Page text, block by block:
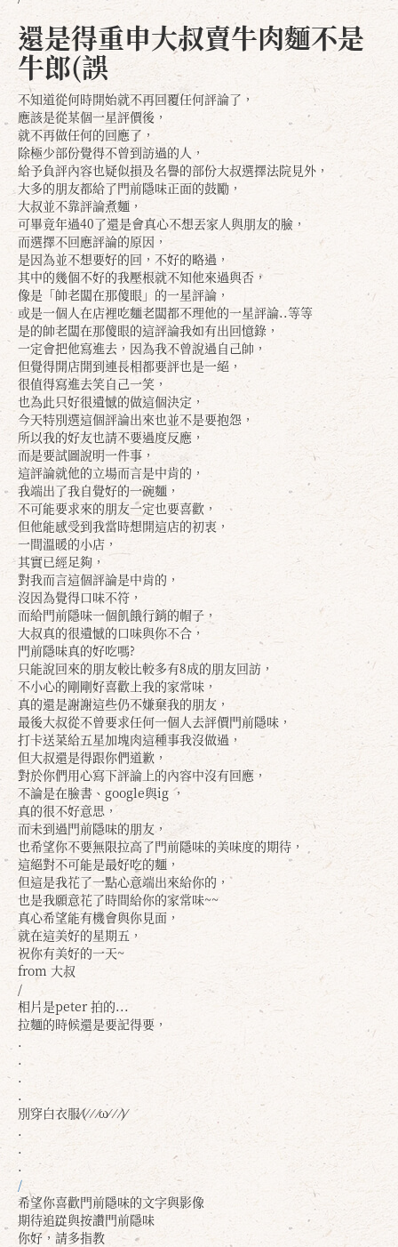
還是得重申大叔賣牛肉麵不是
牛郎(誤
不知道從何時開始就不再回覆任何評論了，
應該是從某個一星評價後，
就不再做任何的回應了，
除極少部份覺得不曾到訪過的人，
給予負評內容也疑似損及名譽的部份大叔選擇法院見外，
大多的朋友都給了門前隱味正面的鼓勵，
大叔並不靠評論煮麵，
可畢竟年過40了還是會真心不想丟家人與朋友的臉，
而選擇不回應評論的原因，
是因為並不想要好的回，不好的略過，
其中的幾個不好的我壓根就不知他來過與否，
像是「帥老闆在那傻眼」的一星評論，
或是一個人在店裡吃麵老闆都不理他的一星評論..等等
是的帥老闆在那傻眼的這評論我如有出回憶錄，
一定會把他寫進去，因為我不曾說過自己帥，
但覺得開店開到連長相都要評也是一絕，
很值得寫進去笑自己一笑，
也為此只好很遺憾的做這個決定，
今天特別選這個評論出來也並不是要抱怨，
所以我的好友也請不要過度反應，
而是要試圖說明一件事，
這評論就他的立場而言是中肯的，
我端出了我自覺好的一碗麵，
不可能要求來的朋友一定也要喜歡，
但他能感受到我當時想開這店的初衷，
一間溫暖的小店，
其實已經足夠，
對我而言這個評論是中肯的，
沒因為覺得口味不符，
而給門前隱味一個飢餓行銷的帽子，
大叔真的很遺憾的口味與你不合，
門前隱味真的好吃嗎?
只能說回來的朋友較比較多有8成的朋友回訪，
不小心的剛剛好喜歡上我的家常味，
真的還是謝謝這些仍不嫌棄我的朋友，
最後大叔從不曾要求任何一個人去評價門前隱味，
打卡送菜給五星加塊肉這種事我沒做過，
但大叔還是得跟你們道歉，
對於你們用心寫下評論上的內容中沒有回應，
不論是在臉書、google與ig ，
真的很不好意思，
而未到過門前隱味的朋友，
也希望你不要無限拉高了門前隱味的美味度的期待，
這絕對不可能是最好吃的麵，
但這是我花了一點心意端出來給你的，
也是我願意花了時間給你的家常味~~
真心希望能有機會與你見面，
就在這美好的星期五，
祝你有美好的一天~
from 大叔
/
相片是peter 拍的...
拉麵的時候還是要記得要，
.
.
.
.
別穿白衣服⁄(⁄ ⁄ ⁄ω⁄ ⁄ ⁄)⁄
.
.
.
/
希望你喜歡門前隱味的文字與影像
期待追踨與按讚門前隱味
你好，請多指教
確定